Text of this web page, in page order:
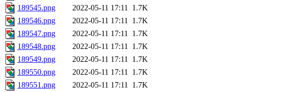
189545.png
2022-05-11 17:11 1.7K
189546.png
2022-05-11 17:11 1.7K
189547.png
2022-05-11 17:11 1.7K
189548.png
2022-05-11 17:11 1.7K
189549.png
2022-05-11 17:11 1.7K
189550.png
2022-05-11 17:11 1.7K
189551.png
2022-05-11 17:11 1.7K